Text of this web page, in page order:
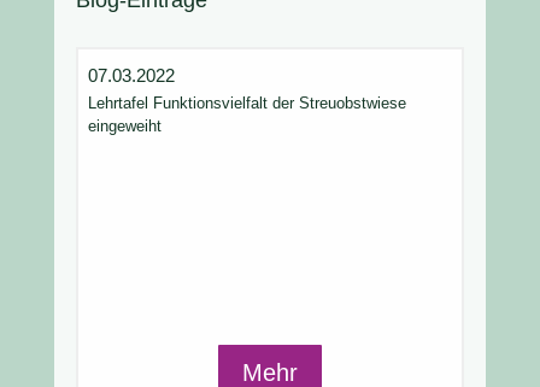
07.03.2022
Lehrtafel Funktionsvielfalt der Streuobstwiese
eingeweiht
Mehr